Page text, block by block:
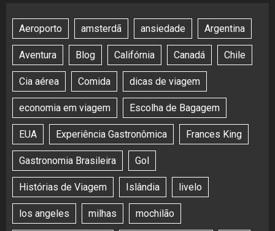
Aeroporto amsterdã ansiedade Argentina
Aventura Blog Califórnia Canadá Chile
Cia aérea Comida dicas de viagem
economia em viagem Escolha de Bagagem
EUA Experiência Gastronômica Frances King
Gastronomia Brasileira Gol
Histórias de Viagem Islândia livelo
los angeles milhas mochilão